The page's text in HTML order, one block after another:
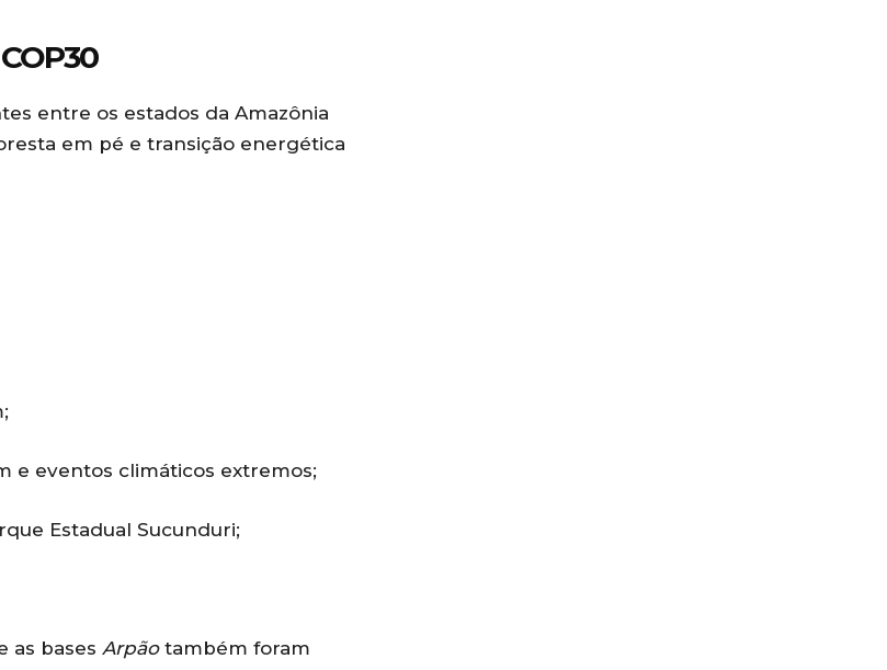
entre os estados da Amazônia
em pé e transição energética
e eventos climáticos extremos;
Estadual Sucunduri;
as bases Arpãotambém foram